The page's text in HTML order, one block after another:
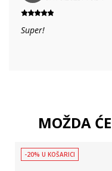
Super!
MOŽDA
-20% U KOŠARICI